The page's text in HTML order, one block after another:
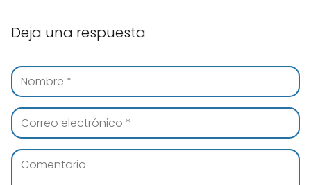
Deja una respuesta